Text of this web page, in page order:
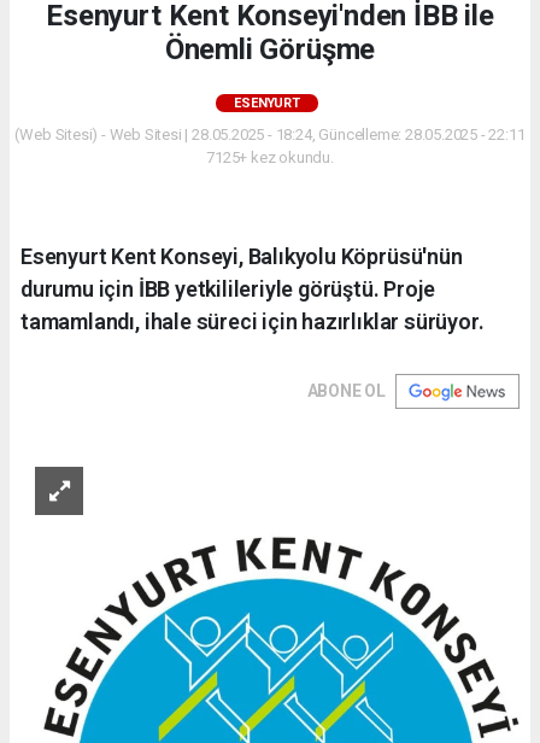
Esenyurt Kent Konseyi'nden İBB ile
Önemli Görüşme
ESENYURT
(Web Sitesi) - Web Sitesi | 28.05.2025 - 18:24, Güncelleme: 28.05.2025 - 22:11
7125+ kez okundu.
Esenyurt Kent Konseyi, Balıkyolu Köprüsü'nün
durumu için İBB yetkilileriyle görüştü. Proje
tamamlandı, ihale süreci için hazırlıklar sürüyor.
ABONE OL